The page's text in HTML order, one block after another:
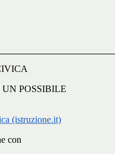
UN POSSIBILE
(istruzione.it)
con